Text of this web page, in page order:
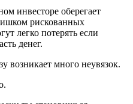
инвесторе оберегает
рискованных
легко потерять если
денег.
возникает много неувязок.